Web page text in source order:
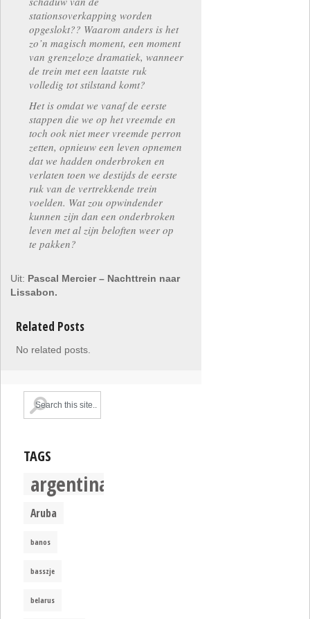
stationsoverkapping worden
opgeslokt?? Waarom anders is het
zo’n magisch moment, een moment
van grenzeloze dramatiek, wanneer
de trein met een laatste ruk
volledig tot stilstand komt?
Het is omdat we vanaf de eerste
stappen die we op het vreemde en
toch ook niet meer vreemde perron
zetten, opnieuw een leven opnemen
dat we hadden onderbroken en
verlaten toen we destijds de eerste
ruk van de vertrekkende trein
voelden. Wat zou opwindender
kunnen zijn dan een onderbroken
leven met al zijn beloften weer op
te pakken?
Uit: Pascal Mercier – Nachttrein naar
Lissabon.
Related Posts
No related posts.
TAGS
argentina
Aruba
banos
basszje
belarus